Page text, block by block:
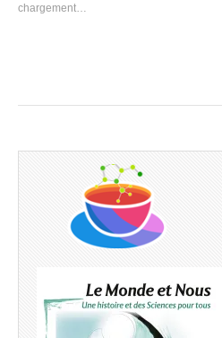
chargement…